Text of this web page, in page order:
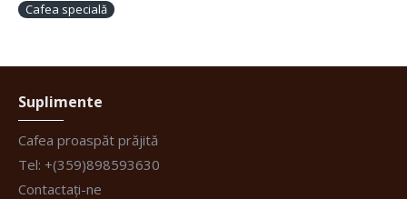
Cafea specială
Suplimente
Cafea proaspăt prăjită
Tel: +(359)898593630
Contactați-ne